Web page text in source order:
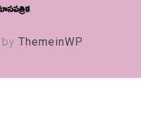
ThemeinWP